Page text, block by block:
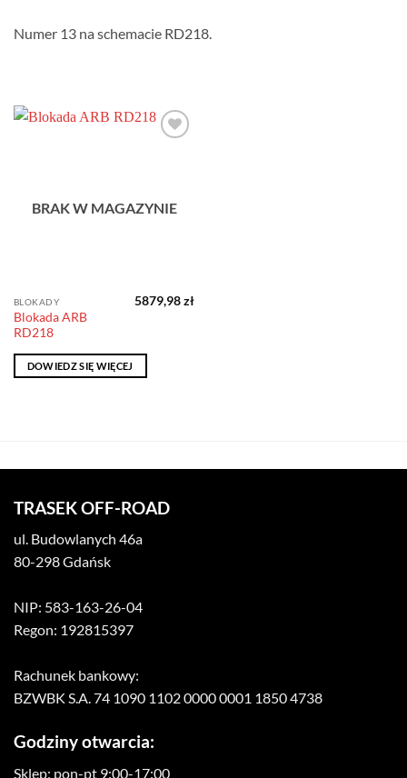
Numer 13 na schemacie RD218.
BRAK W MAGAZYNIE
BLOKADY
Blokada ARB
RD218
5879,98zł
DOWIEDZ SIĘ WIĘCEJ
TRASEK OFF-ROAD
ul. Budowlanych 46a
80-298 Gdańsk
NIP: 583-163-26-04
Regon: 192815397
Rachunek bankowy:
BZWBK S.A. 74 1090 1102 0000 0001 1850 4738
Godziny otwarcia:
Sklep: pon-pt 9:00-17:00